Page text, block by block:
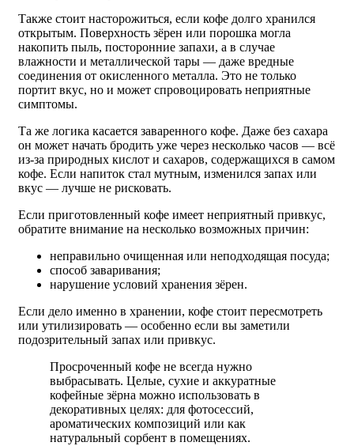
Также стоит насторожиться, если кофе долго хранился
открытым. Поверхность зёрен или порошка могла
накопить пыль, посторонние запахи, а в случае
влажности и металлической тары — даже вредные
соединения от окисленного металла. Это не только
портит вкус, но и может спровоцировать неприятные
симптомы.
Та же логика касается заваренного кофе. Даже без сахара
он может начать бродить уже через несколько часов — всё
из-за природных кислот и сахаров, содержащихся в самом
кофе. Если напиток стал мутным, изменился запах или
вкус — лучше не рисковать.
Если приготовленный кофе имеет неприятный привкус,
обратите внимание на несколько возможных причин:
неправильно очищенная или неподходящая посуда;
способ заваривания;
нарушение условий хранения зёрен.
Если дело именно в хранении, кофе стоит пересмотреть
или утилизировать — особенно если вы заметили
подозрительный запах или привкус.
Просроченный кофе не всегда нужно
выбрасывать. Целые, сухие и аккуратные
кофейные зёрна можно использовать в
декоративных целях: для фотосессий,
ароматических композиций или как
натуральный сорбент в помещениях.